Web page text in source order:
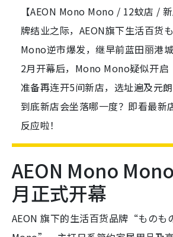
【AEON Mono Mono / 12蚊店 /
牌结业之际，AEON旗下生活百货
Mono逆市爆发，继早前蓝田丽港
2月开幕后，Mono Mono疑似开
准备再连开5间新店，选址遍及元朗
到底新店会坐落哪一度？即看最新
反应啦！
AEON Mono
月正式开幕
AEON 旗下的生活百货品牌“ものも